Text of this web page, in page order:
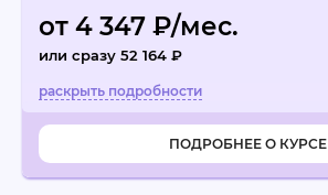
от 4 347 ₽/мес.
или сразу 52 164 ₽
ПОДРОБНЕЕ О КУРСЕ